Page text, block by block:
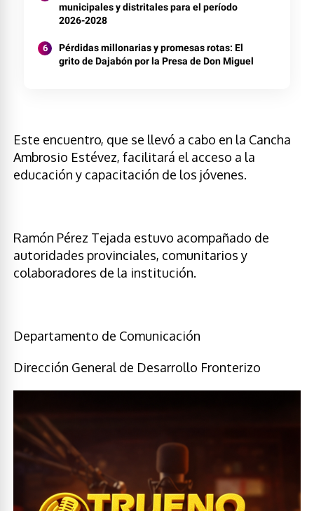
municipales y distritales para el período
2026-2028
Pérdidas millonarias y promesas rotas: El
grito de Dajabón por la Presa de Don Miguel
Este encuentro, que se llevó a cabo en la Cancha
Ambrosio Estévez, facilitará el acceso a la
educación y capacitación de los jóvenes.
Ramón Pérez Tejada estuvo acompañado de
autoridades provinciales, comunitarios y
colaboradores de la institución.
Departamento de Comunicación
Dirección General de Desarrollo Fronterizo